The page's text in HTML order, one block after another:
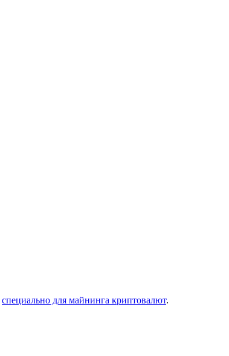
специально для майнинга криптовалют.